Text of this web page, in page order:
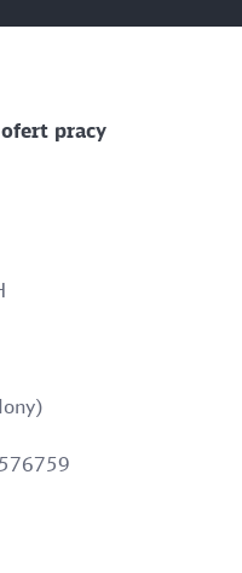
pracy